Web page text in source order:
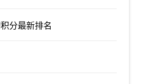
分最新排名